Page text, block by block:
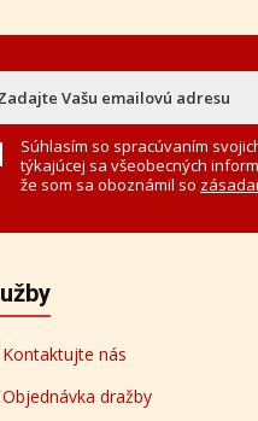
Súhlasím so spracúvaním
týkajúcej sa všeobecných
že som sa oboznámil so
Kontaktujte nás
Objednávka dražby